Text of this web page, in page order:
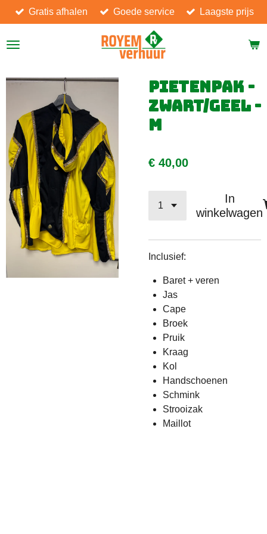
Ga
direct
naar
Gratis afhalen Goede service Laagste prijs
Pietenpak -
Zwart/geel -
M
€ 40,00
In
winkelwagen
Inclusief:
Baret + veren
Jas
Cape
Broek
Pruik
Kraag
Kol
Handschoenen
Schmink
Strooizak
Maillot